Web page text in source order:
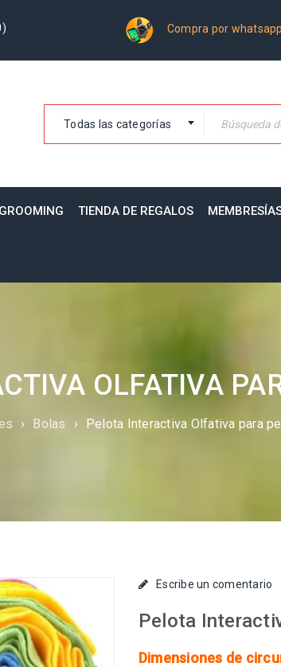
Compra por whatsapp
)
Todas las categorías
GROOMING TIENDA DE REGALOS
OLFATIVA
› Bolas › Pelota Interactiva Olfativa para
Escribe un comentario
Pelota
Dimensiones de